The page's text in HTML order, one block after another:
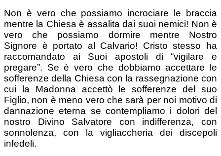
Non è vero che possiamo incrociare le braccia
mentre la Chiesa è assalita dai suoi nemici! Non è
vero che possiamo dormire mentre Nostro
Signore è portato al Calvario! Cristo stesso ha
raccomandato ai Suoi apostoli di “vigilare e
pregare”. Se è vero che dobbiamo accettare le
sofferenze della Chiesa con la rassegnazione con
cui la Madonna accettò le sofferenze del suo
Figlio, non è meno vero che sarà per noi motivo di
dannazione eterna se contempliamo i dolori del
nostro Divino Salvatore con indifferenza, con
sonnolenza, con la vigliaccheria dei discepoli
infedeli.